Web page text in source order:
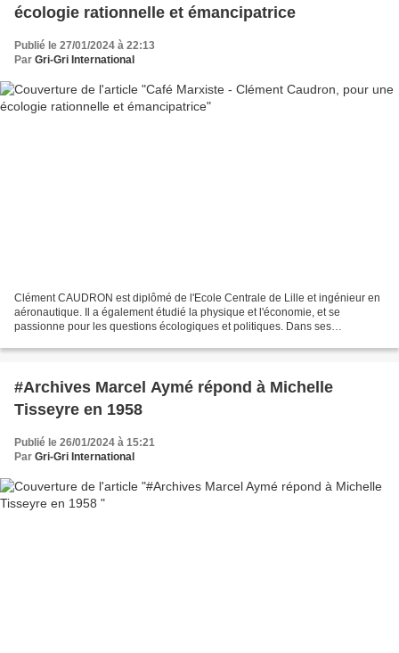
écologie rationnelle et émancipatrice
Publié le 27/01/2024 à 22:13
Par Gri-Gri International
Clément CAUDRON est diplômé de l'Ecole Centrale de Lille et ingénieur en
aéronautique. Il a également étudié la physique et l'économie, et se
passionne pour les questions écologiques et politiques. Dans ses
#Archives Marcel Aymé répond à Michelle
Tisseyre en 1958
Publié le 26/01/2024 à 15:21
Par Gri-Gri International